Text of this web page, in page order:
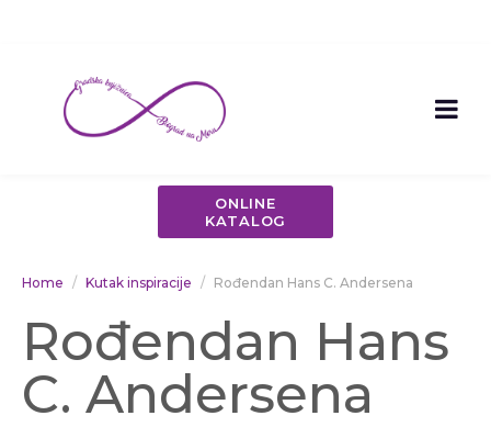
ONLINE
KATALOG
Home Kutak inspiracije Rođendan Hans C. Andersena
Rođendan Hans
C. Andersena